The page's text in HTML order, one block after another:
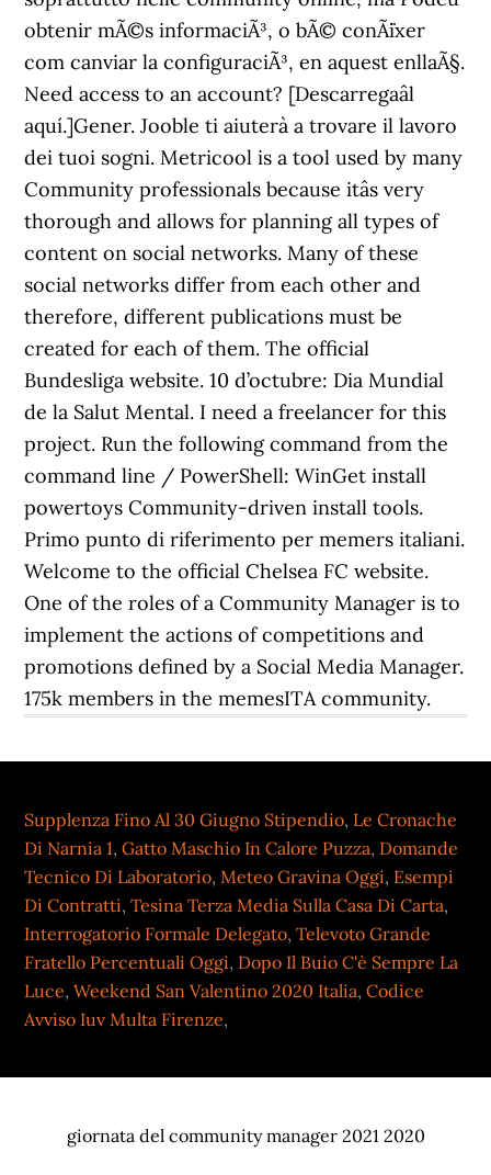
Supplenza Fino Al 30 Giugno Stipendio, Le Cronache
Di Narnia 1,Gatto Maschio In Calore Puzza, Domande
Tecnico Di Laboratorio,Meteo Gravina Oggi, Esempi
Di Contratti,Tesina Terza Media Sulla Casa Di Carta,
Interrogatorio Formale Delegato,Televoto Grande
Fratello Percentuali Oggi, Dopo Il Buio C'è Sempre La
Luce,Weekend San Valentino 2020 Italia,Codice
Avviso Iuv Multa Firenze,
giornata del community manager 2021 2020